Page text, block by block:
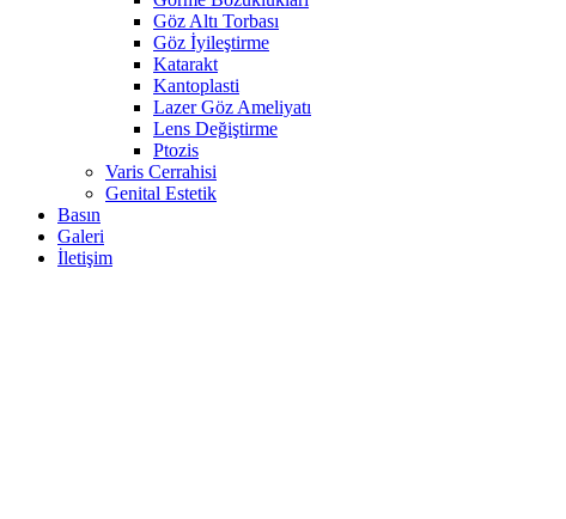
Göz Altı Torbası
Göz İyileştirme
Katarakt
Kantoplasti
Lazer Göz Ameliyatı
Lens Değiştirme
Ptozis
Varis Cerrahisi
Genital Estetik
Basın
Galeri
İletişim